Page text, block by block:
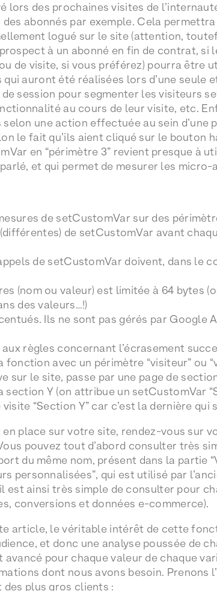
lors des prochaines visites de
abonnés par exemple. Cela
logué sur le site (attention,
à un abonné en fin de contrat, si
de visite, si vous préférez) pourra être
auront été réalisées lors d’une seule
session pour segmenter les visiteurs
au cours de leur visite, etc.
une action effectuée au sein d’une
le fait qu’ils aient cliqué sur le bouton
en “périmètre 3” revient presque à
et qui permet de mesurer les micro-
de setCustomVar sur des
de setCustomVar avant
de setCustomVar doivent, dans le
(nom ou valeur) est limitée à 64 bytes
des valeurs…!)
Ils ne sont pas gérés par Google
règles concernant l’écrasement
avec un périmètre “visiteur” ou
sur le site, passe par une page de
section Y (on attribue un setCustomVar
“Section Y” car c’est la dernière qui
place sur votre site, rendez-vous sur
pouvez tout d’abord consulter très
du même nom, présent dans la partie
personnalisées”, qui est utilisé par
est ainsi très simple de consulter pour
conversions et données e-commerce).
article, le véritable intérêt de cette
et donc une analyse poussée de
pour chaque valeur de chaque
dont nous avons besoin. Prenons
plus gros clients :